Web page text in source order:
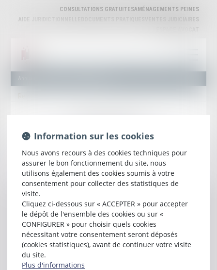
CONSULTATIONS GRATUITESAMÉNAGEMENTS PEINES
AIDE JURIDICTIONNELLE
VENTES JUDICIAIRES
ORDRE DES AVOCATS DU BARREAU D'AGEN
42 rue Montaigne, 47000 AGEN
Email :ordre@barreau-agen.fr
Information sur les cookies
Nous avons recours à des cookies techniques pour
assurer le bon fonctionnement du site, nous
utilisons également des cookies soumis à votre
consentement pour collecter des statistiques de
visite.
Cliquez ci-dessous sur « ACCEPTER » pour accepter
le dépôt de l'ensemble des cookies ou sur «
CONFIGURER » pour choisir quels cookies
nécessitant votre consentement seront déposés
(cookies statistiques), avant de continuer votre visite
du site.
Plus d'informations